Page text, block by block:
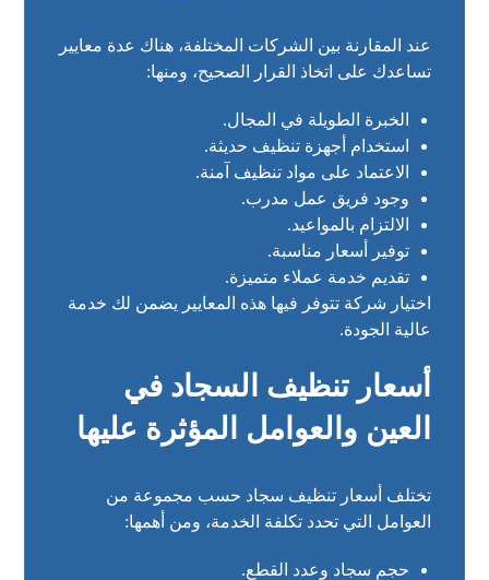
عند المقارنة بين الشركات المختلفة، هناك عدة معايير
تساعدك على اتخاذ القرار الصحيح، ومنها:
الخبرة الطويلة في المجال.
استخدام أجهزة تنظيف حديثة.
الاعتماد على مواد تنظيف آمنة.
وجود فريق عمل مدرب.
الالتزام بالمواعيد.
توفير أسعار مناسبة.
تقديم خدمة عملاء متميزة.
اختيار شركة تتوفر فيها هذه المعايير يضمن لك خدمة
عالية الجودة.
أسعار تنظيف السجاد في
العين والعوامل المؤثرة عليها
تختلف أسعار تنظيف سجاد حسب مجموعة من
العوامل التي تحدد تكلفة الخدمة، ومن أهمها:
حجم سجاد وعدد القطع.